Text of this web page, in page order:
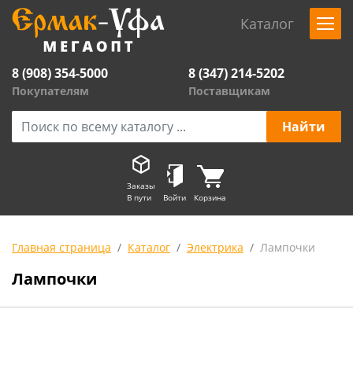
Каталог
8 (908) 354-5000
Покупателям
8 (347) 214-5202
Поставщикам
Заказы
В пути
Войти Корзина
Главная страница Каталог Электрика Лампочки
Лампочки